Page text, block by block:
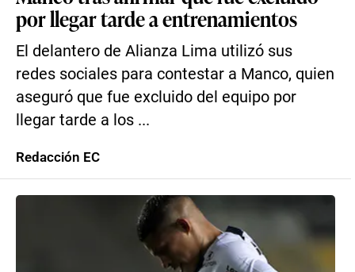
por llegar tarde a entrenamientos
El delantero de Alianza Lima utilizó sus
redes sociales para contestar a Manco, quien
aseguró que fue excluido del equipo por
llegar tarde a los ...
Redacción EC